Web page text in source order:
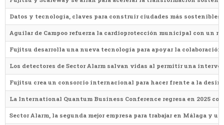
Datos y tecnología, claves para construir ciudades más
Aguilar de Campoo refuerza la cardioprotección municipal con un
Fujitsu desarrolla una nueva tecnología para apoyar la
Los detectores de Sector Alarm salvan vidas al permitir una
Fujitsu crea un consorcio internacional para hacer frente a la
La International Quantum Business Conference regresa en 2025
Sector Alarm, la segunda mejor empresa para trabajar en Málaga y